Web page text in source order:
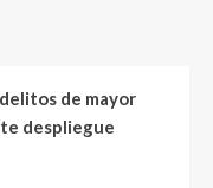
de mayor
despliegue